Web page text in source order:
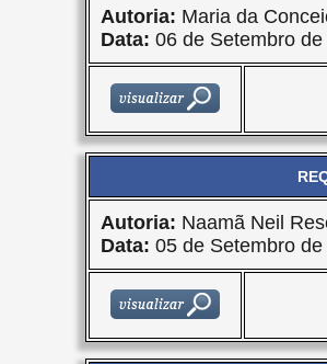
Autoria: Maria da
Data: 06 de Setembro de
Autoria: Naamã Neil
Data: 05 de Setembro de